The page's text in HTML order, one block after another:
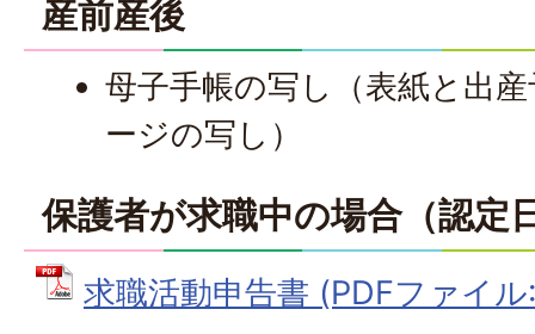
産前産後
母子手帳の写し（表紙と出
ージの写し）
保護者が求職中の場合（認定
求職活動申告書 (PDFファイ